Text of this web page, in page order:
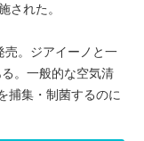
された。
売。ジアイーノと一
。一般的な空気清
捕集・制菌するのに